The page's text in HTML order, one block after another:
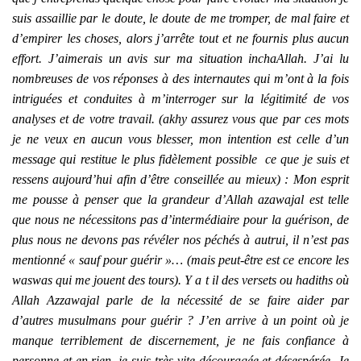
suis assaillie par le doute, le doute de me tromper, de mal faire et
d’empirer les choses, alors j’arrête tout et ne fournis plus aucun
effort. J’aimerais un avis sur ma situation inchaAllah. J’ai lu
nombreuses de vos réponses à des internautes qui m’ont à la fois
intriguées et conduites à m’interroger sur la légitimité de vos
analyses et de votre travail. (akhy assurez vous que par ces mots
je ne veux en aucun vous blesser, mon intention est celle d’un
message qui restitue le plus fidèlement possible ce que je suis et
ressens aujourd’hui afin d’être conseillée au mieux) : Mon esprit
me pousse à penser que la grandeur d’Allah azawajal est telle
que nous ne nécessitons pas d’intermédiaire pour la guérison, de
plus nous ne devons pas révéler nos péchés à autrui, il n’est pas
mentionné « sauf pour guérir »… (mais peut-être est ce encore les
waswas qui me jouent des tours). Y a t il des versets ou hadiths où
Allah Azzawajal parle de la nécessité de se faire aider par
d’autres musulmans pour guérir ? J’en arrive à un point où je
manque terriblement de discernement, je ne fais confiance à